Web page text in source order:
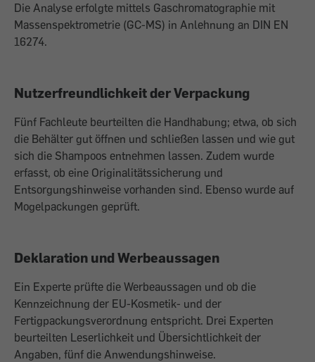
Die Analyse erfolgte mittels Gaschromatographie mit
Massenspektrometrie (GC-MS) in Anlehnung an DIN EN
16274.
Nutzerfreundlichkeit der Verpackung
Fünf Fachleute beurteilten die Handhabung; etwa, ob sich
die Behälter gut öffnen und schließen lassen und wie gut
sich die Shampoos entnehmen lassen. Zudem wurde
erfasst, ob eine Originalitätssicherung und
Entsorgungshinweise vorhanden sind. Ebenso wurde auf
Mogelpackungen geprüft.
Deklaration und Werbeaussagen
Ein Experte prüfte die Werbeaussagen und ob die
Kennzeichnung der EU-Kosmetik- und der
Fertigpackungsverordnung entspricht. Drei Experten
beurteilten Leserlichkeit und Übersichtlichkeit der
Angaben, fünf die Anwendungshinweise.